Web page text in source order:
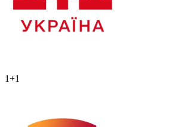
1+1